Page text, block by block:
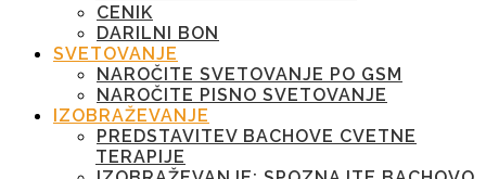
CENIK
DARILNI BON
SVETOVANJE
NAROČITE SVETOVANJE PO GSM
NAROČITE PISNO SVETOVANJE
IZOBRAŽEVANJE
PREDSTAVITEV BACHOVE CVETNE
TERAPIJE